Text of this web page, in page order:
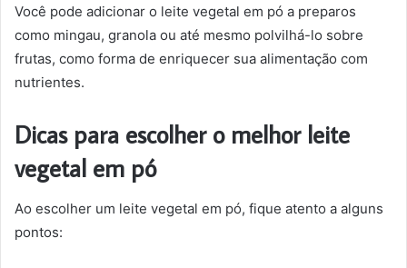
Você pode adicionar o leite vegetal em pó a preparos
como mingau, granola ou até mesmo polvilhá-lo sobre
frutas, como forma de enriquecer sua alimentação com
nutrientes.
Dicas para escolher o melhor leite
vegetal em pó
Ao escolher um leite vegetal em pó, fique atento a alguns
pontos: